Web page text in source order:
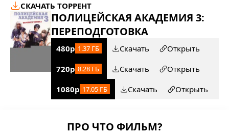
СКАЧАТЬ ТОРРЕНТ
ПОЛИЦЕЙСКАЯ АКАДЕМИЯ 3:
ПЕРЕПОДГОТОВКА
480p 1.37 ГБ Скачать
Открыть
720p 8.28 ГБ Скачать
Открыть
1080p 17.05 ГБ Скачать Открыть
ПРО ЧТО ФИЛЬМ?